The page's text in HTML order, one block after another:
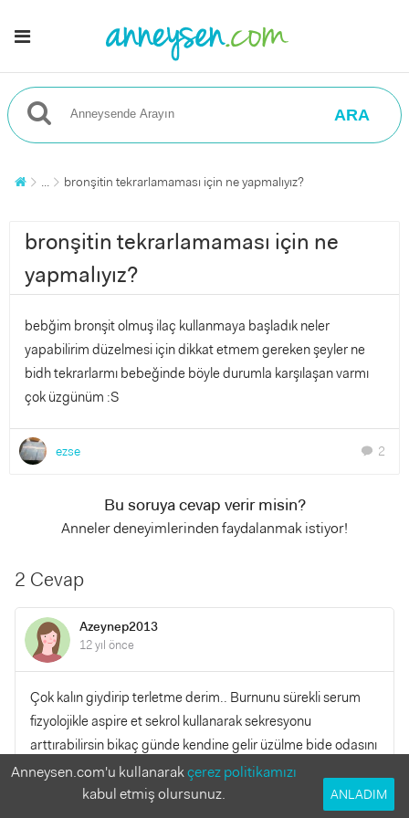
ARA
... bronşitin tekrarlamaması için ne yapmalıyız?
bronşitin tekrarlamaması için ne
yapmalıyız?
bebğim bronşit olmuş ilaç kullanmaya başladık neler
yapabilirim düzelmesi için dikkat etmem gereken şeyler ne
bidh tekrarlarmı bebeğinde böyle durumla karşılaşan varmı
çok üzgünüm :S
ezse chat 2
Bu soruya cevap verir misin?
Anneler deneyimlerinden faydalanmak istiyor!
2 Cevap
Azeynep2013
12 yıl önce
Çok kalın giydirip terletme derim.. Burnunu sürekli serum
fizyolojikle aspire et sekrol kullanarak sekresyonu
arttırabilirsin bikaç günde kendine gelir üzülme bide odasını
havalandırmayı unutma
Anneysen.com'u kullanarakçerez politikamızı
kabul etmiş olursunuz.
ANLADIM